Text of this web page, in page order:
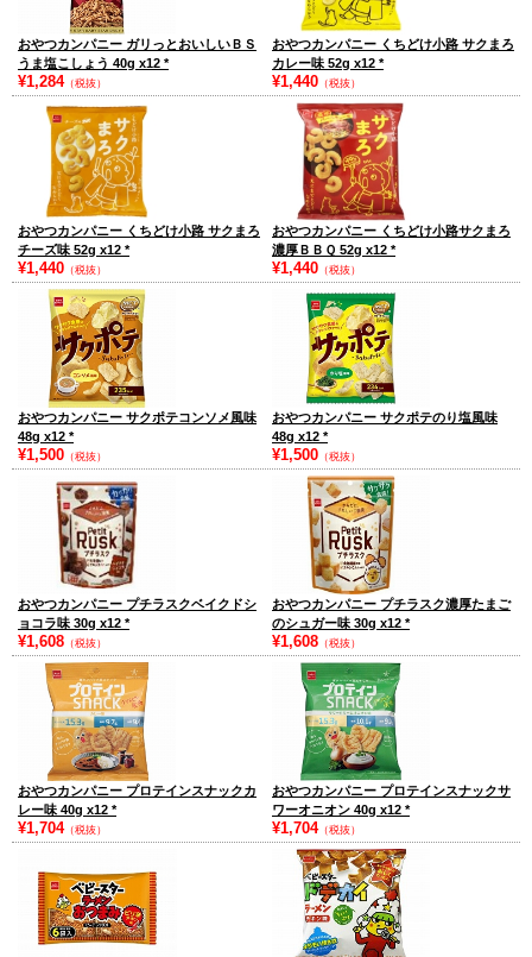
おやつカンパニー ガリっとおいしいＢＳ
うま塩こしょう 40g x12 *
¥1,284（税抜）
おやつカンパニー くちどけ小路 サクまろ
カレー味 52g x12 *
¥1,440 （税抜）
おやつカンパニー くちどけ小路 サクまろ
チーズ味 52g x12 *
¥1,440 （税抜）
おやつカンパニー くちどけ小路サクまろ
濃厚ＢＢＱ 52g x12 *
¥1,440 （税抜）
おやつカンパニー サクポテコンソメ風味
48g x12 *
¥1,500 （税抜）
おやつカンパニー サクポテのり塩風味
48g x12 *
¥1,500 （税抜）
おやつカンパニー プチラスクベイクドシ
ョコラ味 30g x12 *
¥1,608 （税抜）
おやつカンパニー プチラスク濃厚たまご
のシュガー味 30g x12 *
¥1,608 （税抜）
おやつカンパニー プロテインスナックカ
レー味 40g x12 *
¥1,704（税抜）
おやつカンパニー プロテインスナックサ
ワーオニオン 40g x12 *
¥1,704（税抜）